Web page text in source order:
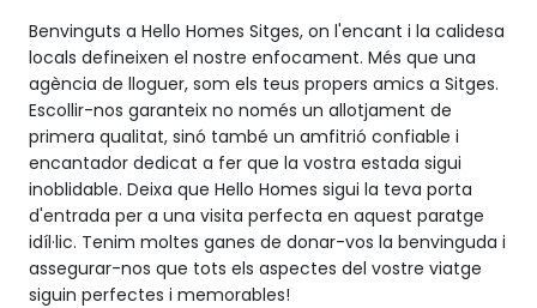
Benvinguts a Hello Homes Sitges, on l'encant i la calidesa
locals defineixen el nostre enfocament. Més que una
agència de lloguer, som els teus propers amics a Sitges.
Escollir-nos garanteix no només un allotjament de
primera qualitat, sinó també un amfitrió confiable i
encantador dedicat a fer que la vostra estada sigui
inoblidable. Deixa que Hello Homes sigui la teva porta
d'entrada per a una visita perfecta en aquest paratge
idíl·lic. Tenim moltes ganes de donar-vos la benvinguda i
assegurar-nos que tots els aspectes del vostre viatge
siguin perfectes i memorables!